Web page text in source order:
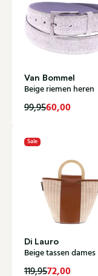
Van Bommel
Beige riemen heren
99,9560,00
Sale
Di Lauro
Beige tassen dames
119,9572,00